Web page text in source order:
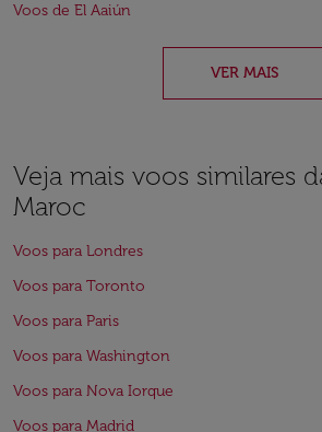
Voos de El Aaiún
VER MAIS
Veja mais voos similares
Maroc
Voos para Londres
Voos para Toronto
Voos para Paris
Voos para Washington
Voos para Nova Iorque
Voos para Madrid